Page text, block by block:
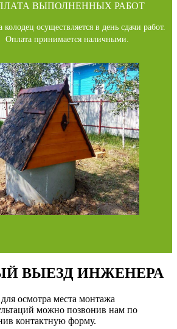
ВЫПОЛНЕННЫХ РАБОТ
колодец осуществляется в день сдачи работ.
Оплата принимается наличными.
ВЫЕЗД ИНЖЕНЕРА
осмотра места монтажа
можно позвонив нам по
контактную форму.